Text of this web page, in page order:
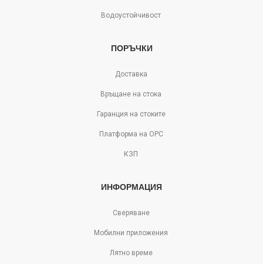
Водоустойчивост
ПОРЪЧКИ
Доставка
Връщане на стока
Гаранция на стоките
Платформа на ОРС
КЗП
ИНФОРМАЦИЯ
Сверяване
Мобилни приложения
Лятно време